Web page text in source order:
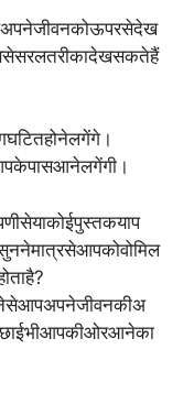
अपनेजीवनकोऊपरसेदेख
सरलतरीकादेखसकतेहैं
घटितहोनेलगेंगे।
पासआनेलगेंगी।
सेयाकोईपुस्तकयाप
मात्रसेआपकोवोमिल
है?
सेआपअपनेजीवनकीअ
भीआपकीओरआनेका